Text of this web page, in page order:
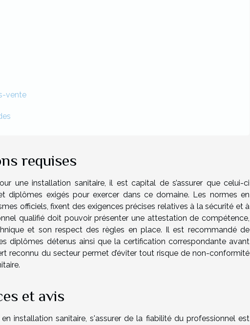
vente
requises
une installation sanitaire, il est capital de s’assurer que celui-ci
diplômes exigés pour exercer dans ce domaine. Les normes en
officiels, fixent des exigences précises relatives à la sécurité et à
qualifié doit pouvoir présenter une attestation de compétence,
et son respect des règles en place. Il est recommandé de
diplômes détenus ainsi que la certification correspondante avant
reconnu du secteur permet d’éviter tout risque de non-conformité
et avis
installation sanitaire, s'assurer de la fiabilité du professionnel est